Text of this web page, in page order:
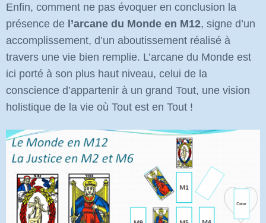
Enfin, comment ne pas évoquer en conclusion la
présence de l’arcane du Monde en M12, signe d’un
accomplissement, d’un aboutissement réalisé à
travers une vie bien remplie. L’arcane du Monde est
ici porté à son plus haut niveau, celui de la
conscience d’appartenir à un grand Tout, une vision
holistique de la vie où Tout est en Tout !